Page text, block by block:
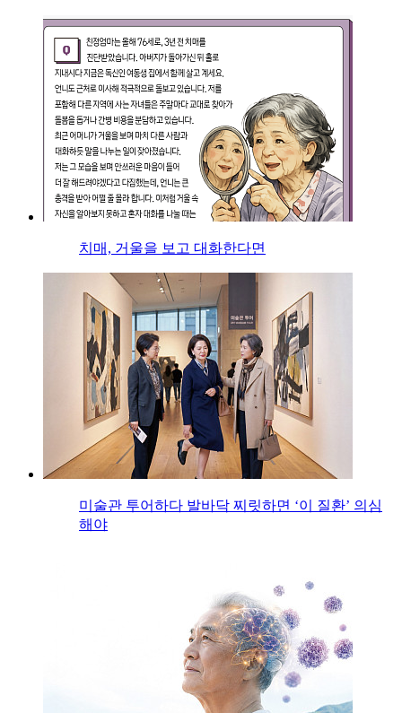
치매, 거울을 보고 대화한다면
미술관 투어하다 발바닥 찌릿하면 ‘이 질환’ 의심
해야